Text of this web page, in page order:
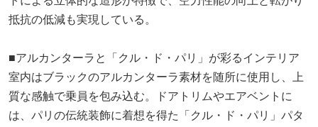
抵抗の低減も実現している。
■アルカンターラと「クル・ド・パリ」が彩るインテリア
室内はブラックのアルカンターラ素材を随所に使用し、上
質な感触で乗員を包み込む。ドアトリムやエアベントに
は、パリの伝統装飾に着想を得た「クル・ド・パリ」パタ